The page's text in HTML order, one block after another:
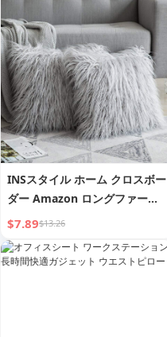
INSスタイル ホーム クロスボー
ダー Amazon ロングファーピ
ローケース ソリッドカラー模造
ビーチウール クッションカバー
プラッシュカーステッカー
$7.89$13.26